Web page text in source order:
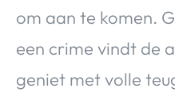
om aan te komen.
een crime vindt de
geniet met volle